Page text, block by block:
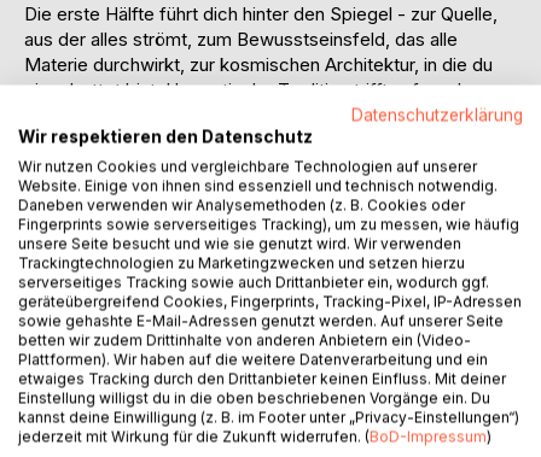
Die erste Hälfte führt dich hinter den Spiegel - zur Quelle,
aus der alles strömt, zum Bewusstseinsfeld, das alle
Materie durchwirkt, zur kosmischen Architektur, in die du
eingebettet bist. Hermetische Tradition trifft auf moderne
Vakuumphysik. Gnostische Kosmologie auf die Befunde
zeitgenössischer Bewusstseinsforschung. Die Physik der
Quelle, die sieben Stockwerke der Realität, der
holografische Aufbau des Universums, die Unsterblichkeit
des Bewusstseins - und die sieben Spielregeln, nach
denen die Erfahrungsrealität gebaut ist.
DER CODE DER KONTROLLE
Die zweite Hälfte zeigt dir, wer den Spiegel verdreht hat.
Von der juristischen Gefängnisarchitektur (der Strohmann)
über die modernen Finanzinstrumente der Kaperung bis zur
Traumfabrik Hollywood. Die unsichtbaren Besitzer, die
menschlichen Verwalter, die Kaperung der Gnosis, die
Datenschutzerklärung
Wir respektieren den Datenschutz
Wir nutzen Cookies und vergleichbare Technologien auf unserer
Website. Einige von ihnen sind essenziell und technisch notwendig.
Daneben verwenden wir Analysemethoden (z. B. Cookies oder
Fingerprints sowie serverseitiges Tracking), um zu messen, wie häufig
unsere Seite besucht und wie sie genutzt wird. Wir verwenden
Trackingtechnologien zu Marketingzwecken und setzen hierzu
serverseitiges Tracking sowie auch Drittanbieter ein, wodurch ggf.
geräteübergreifend Cookies, Fingerprints, Tracking-Pixel, IP-Adressen
sowie gehashte E-Mail-Adressen genutzt werden. Auf unserer Seite
betten wir zudem Drittinhalte von anderen Anbietern ein (Video-
Plattformen). Wir haben auf die weitere Datenverarbeitung und ein
etwaiges Tracking durch den Drittanbieter keinen Einfluss. Mit deiner
Einstellung willigst du in die oben beschriebenen Vorgänge ein. Du
kannst deine Einwilligung (z. B. im Footer unter „Privacy-Einstellungen“)
jederzeit mit Wirkung für die Zukunft widerrufen. (BoD-Impressum)